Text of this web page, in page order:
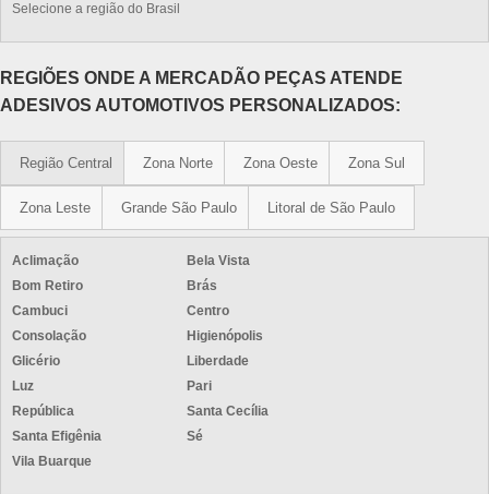
Selecione a região do Brasil
REGIÕES ONDE A MERCADÃO PEÇAS ATENDE
ADESIVOS AUTOMOTIVOS PERSONALIZADOS:
Região Central Zona Norte Zona Oeste Zona Sul
Zona Leste Grande São Paulo Litoral de São Paulo
Aclimação
Bela Vista
Bom Retiro
Brás
Cambuci
Centro
Consolação
Higienópolis
Glicério
Liberdade
Luz
Pari
República
Santa Cecília
Santa Efigênia
Sé
Vila Buarque